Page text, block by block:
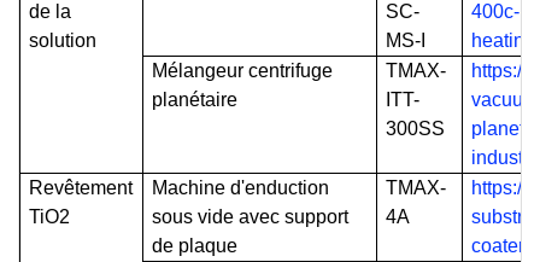
de la
solution
SC-
MS-
400c-
Mélangeur centrifuge
planétaire
TMAX-
ITT-
300SS
https://
Revêtement
TiO2
Machine d'enduction
sous vide avec support
de plaque
TMAX-
4A
https://
coater-